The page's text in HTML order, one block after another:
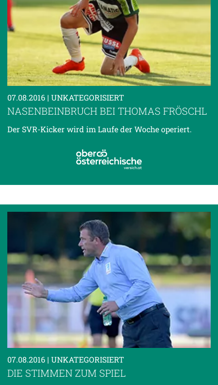
07.08.2016 | UNKATEGORISIERT
NASENBEINBRUCH BEI THOMAS FRÖSCHL
Der SVR-Kicker wird im Laufe der Woche operiert.
07.08.2016 | UNKATEGORISIERT
DIE STIMMEN ZUM SPIEL